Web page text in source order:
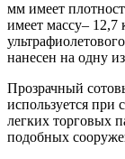
мм имеет
имеет массу– 12,7
нанесен на одну
Прозрачный
используется при
легких торговых
подобных